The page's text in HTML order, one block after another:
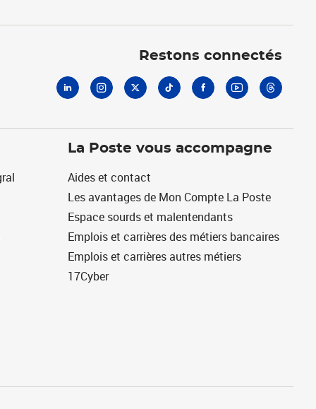
Restons connectés
La Poste vous accompagne
Aides et contact
Les avantages de Mon Compte La Poste
Espace sourds et malentendants
Emplois et carrières des métiers bancaires
Emplois et carrières autres métiers
17Cyber